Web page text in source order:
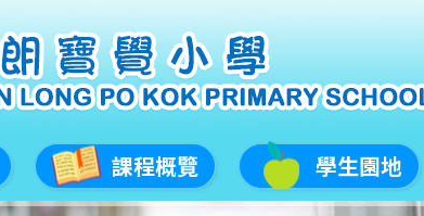
課程概覽 學生園地